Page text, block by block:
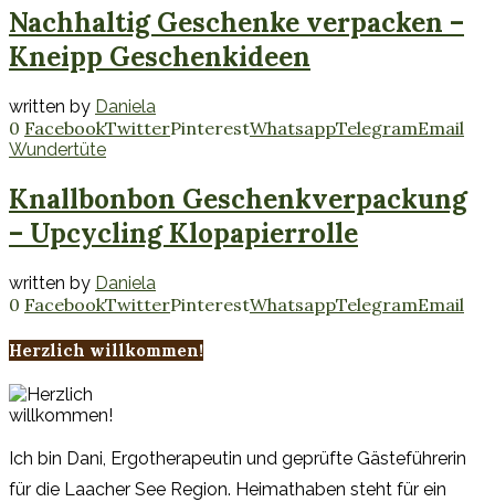
Nachhaltig Geschenke verpacken –
Kneipp Geschenkideen
written by Daniela
0 FacebookTwitterPinterestWhatsappTelegramEmail
Wundertüte
Knallbonbon Geschenkverpackung
– Upcycling Klopapierrolle
written by Daniela
0 FacebookTwitterPinterestWhatsappTelegramEmail
Herzlich willkommen!
Ich bin Dani, Ergotherapeutin und geprüfte Gästeführerin
für die Laacher See Region. Heimathaben steht für ein